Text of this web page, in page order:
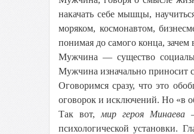
накачать себе мышцы,
моряком, космонавтом,
понимая до самого конца,
Мужчина — существо
Мужчина изначально приносит
Оговоримся сразу, что это
оговорок и исключений. Но «в
Так вот, мир героя
психологической установки.